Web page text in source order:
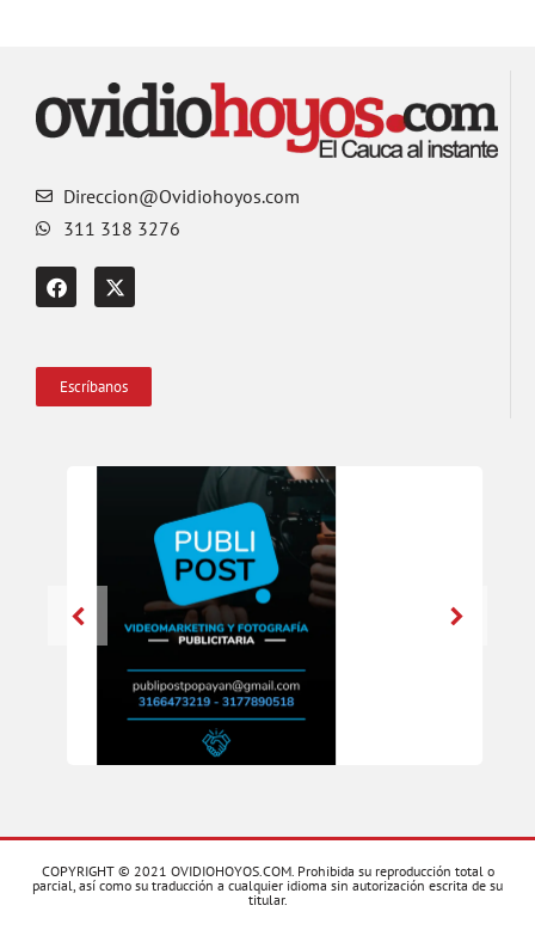
Direccion@Ovidiohoyos.com
311 318 3276
Escríbanos
COPYRIGHT © 2021 OVIDIOHOYOS.COM. Prohibida su reproducción total o
parcial, así como su traducción a cualquier idioma sin autorización escrita de su
titular.